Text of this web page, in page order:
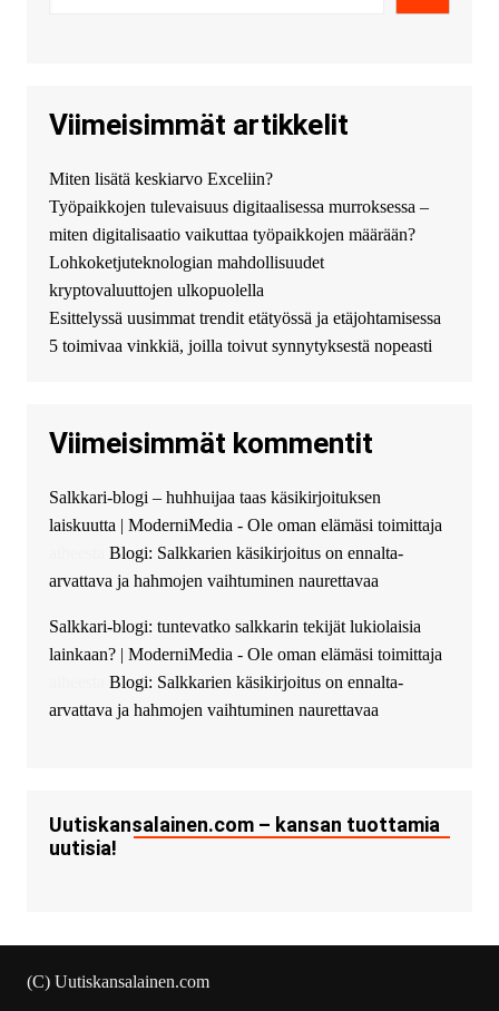
купить хавал джулиан -
http://jolion-ufa1.ru/
Появился вопрос про срочно
взять деньги? Предлагаем
безопасный источник
финансовой помощи. Вы
можете получить
финансирование в долг без
избыточных вопросов и
документов? Тогда обратитесь
guest_4889 :Cmon Suomi 👏
The Admin: High five! You’ve
successfully installed Simple
Ajax Chat.
Viimeisimmät artikkelit
Miten lisätä keskiarvo Exceliin?
Työpaikkojen tulevaisuus digitaalisessa murroksessa –
miten digitalisaatio vaikuttaa työpaikkojen määrään?
Lohkoketjuteknologian mahdollisuudet
kryptovaluuttojen ulkopuolella
Esittelyssä uusimmat trendit etätyössä ja etäjohtamisessa
5 toimivaa vinkkiä, joilla toivut synnytyksestä nopeasti
Viimeisimmät kommentit
Salkkari-blogi – huhhuijaa taas käsikirjoituksen
laiskuutta | ModerniMedia - Ole oman elämäsi toimittaja
Blogi: Salkkarien käsikirjoitus on ennalta-
arvattava ja hahmojen vaihtuminen naurettavaa
Salkkari-blogi: tuntevatko salkkarin tekijät lukiolaisia
lainkaan? | ModerniMedia - Ole oman elämäsi toimittaja
Blogi: Salkkarien käsikirjoitus on ennalta-
arvattava ja hahmojen vaihtuminen naurettavaa
Uutiskansalainen.com – kansan tuottamia
uutisia!
(C) Uutiskansalainen.com